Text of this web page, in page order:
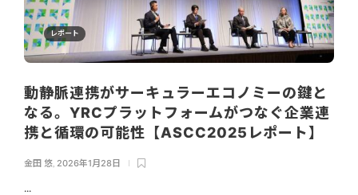
レポート
動静脈連携がサーキュラーエコノミーの鍵と
なる。YRCプラットフォームがつなぐ企業連
携と循環の可能性【ASCC2025レポート】
金田 悠 2026年1月28日
...